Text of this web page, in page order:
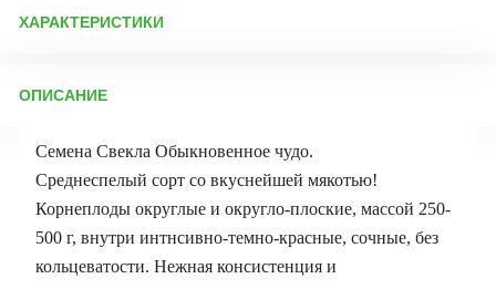
ХАРАКТЕРИСТИКИ
Бренд товара:
Срок отправки: ежедневно
ОПИСАНИЕ
Семена Свекла Обыкновенное чудо.
Среднеспелый сорт со вкуснейшей мякотью!
Корнеплоды округлые и округло-плоские, массой 250-
500 г, внутри интнсивно-темно-красные, сочные, без
кольцеватости. Нежная консистенция и